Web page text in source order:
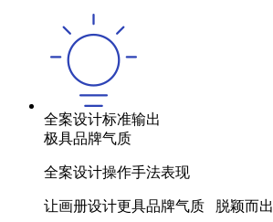
全案设计标准输出
极具品牌气质
全案设计操作手法表现
让画册设计更具品牌气质 脱颖而出